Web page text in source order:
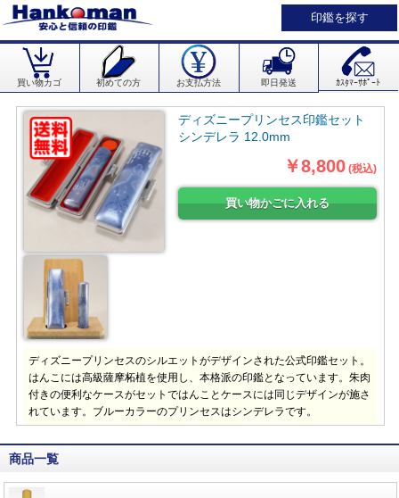
印鑑を探す
買い物カゴ 初めての方 お支払方法 即日発送 ｶｽﾀﾏｰｻﾎﾟｰﾄ
ディズニープリンセス印鑑セット
シンデレラ 12.0mm
￥8,800 (税込)
ディズニープリンセスのシルエットがデザインされた公式印鑑セット。
はんこには高級薩摩柘植を使用し、本格派の印鑑となっています。朱肉
付きの便利なケースがセットではんことケースには同じデザインが施さ
れています。ブルーカラーのプリンセスはシンデレラです。
商品一覧